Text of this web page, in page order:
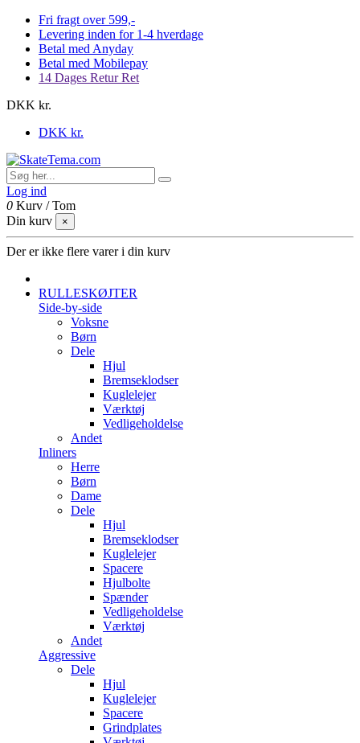
Fri fragt over 599,-
Levering inden for 1-4 hverdage
Betal med Anyday
Betal med Mobilepay
14 Dages Retur Ret
DKK kr.
DKK kr.
Log ind
0 Kurv /Tom
Din kurv
×
Der er ikke flere varer i din kurv
RULLESKØJTER
Side-by-side
Voksne
Børn
Dele
Hjul
Bremseklodser
Kuglelejer
Værktøj
Vedligeholdelse
Andet
Inliners
Herre
Børn
Dame
Dele
Hjul
Bremseklodser
Kuglelejer
Spacere
Hjulbolte
Spænder
Vedligeholdelse
Værktøj
Andet
Aggressive
Dele
Hjul
Kuglelejer
Spacere
Grindplates